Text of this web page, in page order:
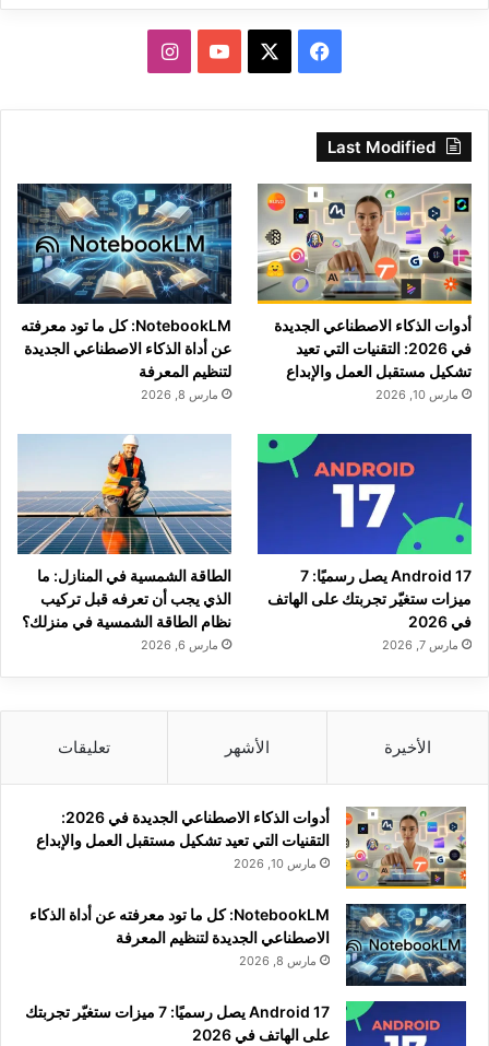
فيسبوك ‫YouTubeانستقرام
Last Modified
أدوات الذكاء الاصطناعي الجديدة
في 2026: التقنيات التي تعيد
تشكيل مستقبل العمل والإبداع
مارس 10, 2026
NotebookLM: كل ما تود معرفته
عن أداة الذكاء الاصطناعي الجديدة
لتنظيم المعرفة
مارس 8, 2026
Android 17 يصل رسميًا: 7
ميزات ستغيّر تجربتك على الهاتف
في 2026
مارس 7, 2026
الطاقة الشمسية في المنازل: ما
الذي يجب أن تعرفه قبل تركيب
نظام الطاقة الشمسية في منزلك؟
مارس 6, 2026
الأخيرة الأشهر تعليقات
أدوات الذكاء الاصطناعي الجديدة في 2026:
التقنيات التي تعيد تشكيل مستقبل العمل والإبداع
مارس 10, 2026
NotebookLM: كل ما تود معرفته عن أداة الذكاء
الاصطناعي الجديدة لتنظيم المعرفة
مارس 8, 2026
Android 17 يصل رسميًا: 7 ميزات ستغيّر تجربتك
على الهاتف في 2026